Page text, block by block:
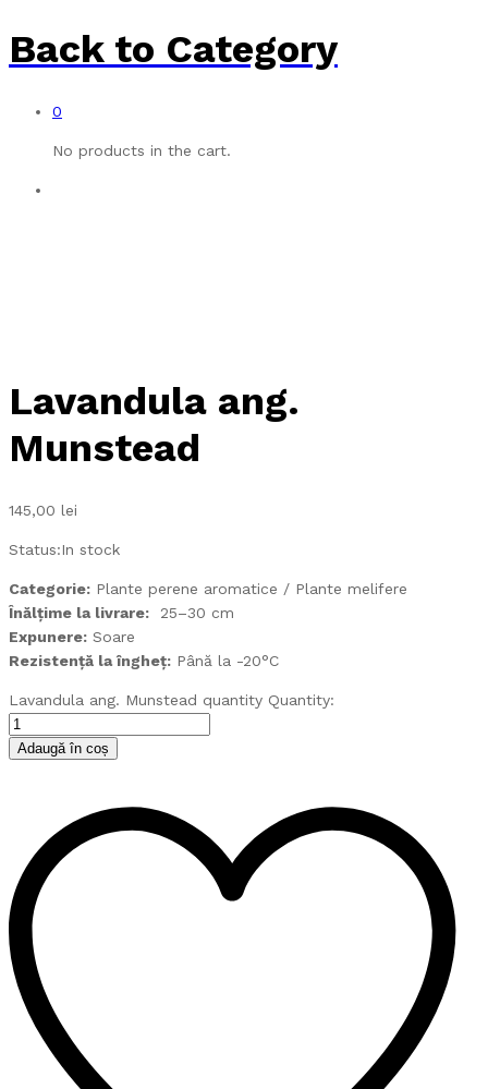
Back to Category
0
No products in the cart.
Lavandula ang.
Munstead
145,00 lei
Status:In stock
Categorie: Plante perene aromatice / Plante melifere
Înălțime la livrare: 25–30 cm
Expunere: Soare
Rezistență la îngheț: Până la -20°C
Lavandula ang. Munstead quantity Quantity:
Adaugă în coș